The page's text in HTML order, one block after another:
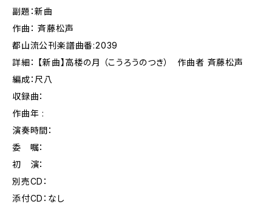
副題：新曲
作曲： 斉藤松声
都山流公刊楽譜曲番:2039
詳細： 【新曲】高楼の月 （こうろうのつき） 作曲者 斉藤松声
編成：尺八
収録曲：
作曲年 :
演奏時間：
委 嘱：
初 演：
別売CD：
添付CD：なし